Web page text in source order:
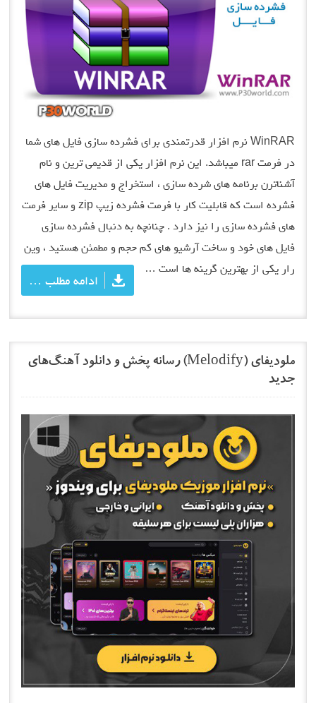
WinRAR نرم افزار قدرتمندی برای فشرده سازی فایل های شما
در فرمت rar میباشد. این نرم افزار یکی از قدیمی ترین و نام
آشناترن برنامه های شرده سازی ، استخراج و مدیریت فایل های
فشرده است که قابلیت کار با فرمت فشرده زیپ zip و سایر فرمت
های فشرده سازی را نیز دارد . چنانچه به دنبال فشرده سازی
فایل های خود و ساخت آرشیو های کم حجم و مطمئن هستید ، وین
رار یکی از بهترین گرینه ها است …
ادامه مطلب …
ملودیفای (Melodify) رسانه پخش و دانلود آهنگ‌های
جدید